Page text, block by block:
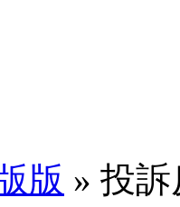
版 » 投